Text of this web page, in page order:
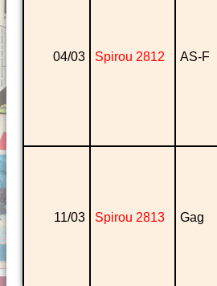
04/03 Spirou 2812 AS-F
11/03 Spirou 2813 Gag